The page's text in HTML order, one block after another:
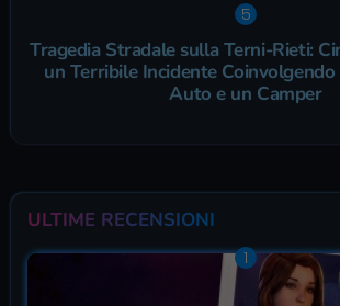
Tragedia Stradale sulla Terni-Rieti:
un Terribile Incidente
Auto e un Camper
ULTIME RECENSIONI